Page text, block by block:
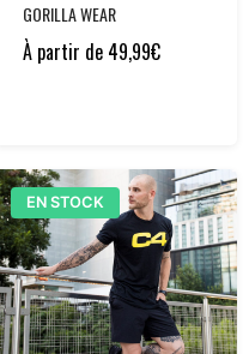
GORILLA WEAR
À partir de 49,99€
EN STOCK